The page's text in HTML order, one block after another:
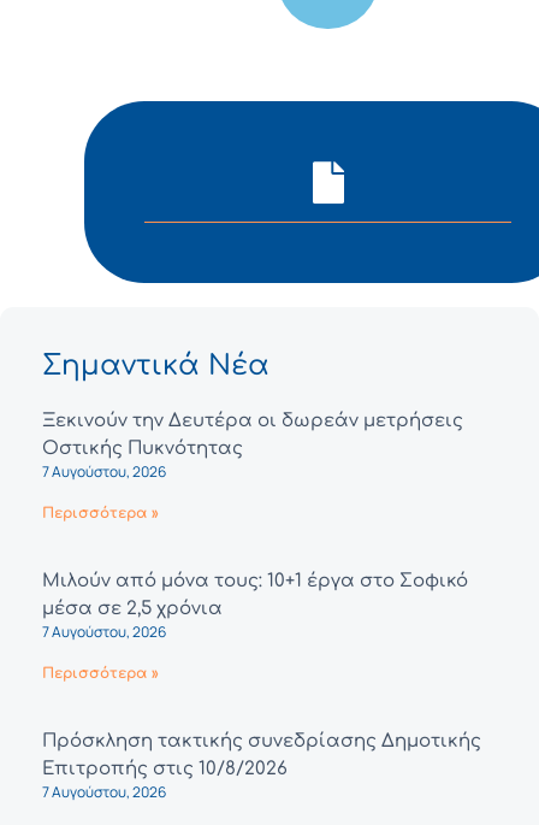
Σημαντικά Νέα
Ξεκινούν την Δευτέρα οι δωρεάν μετρήσεις
Οστικής Πυκνότητας
7 Αυγούστου, 2026
Περισσότερα »
Μιλούν από μόνα τους: 10+1 έργα στο Σοφικό
μέσα σε 2,5 χρόνια
7 Αυγούστου, 2026
Περισσότερα »
Πρόσκληση τακτικής συνεδρίασης Δημοτικής
Επιτροπής στις 10/8/2026
7 Αυγούστου, 2026